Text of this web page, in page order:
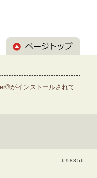
がインストールされて
698356